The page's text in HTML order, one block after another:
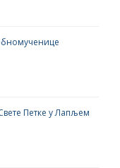
Петке у Лапљем